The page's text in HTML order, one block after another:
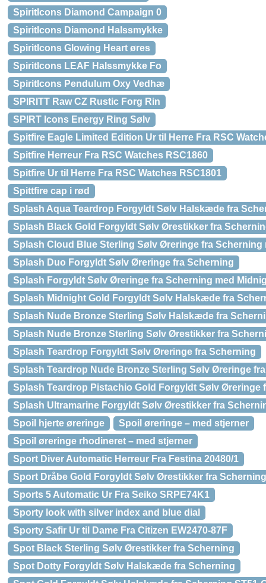
SpiritIcons Diamond Campaign 0
SpiritIcons Diamond Halssmykke
SpiritIcons Glowing Heart øres
SpiritIcons LEAF Halssmykke Fo
SpiritIcons Pendulum Oxy Vedhæ
SPIRITT Raw CZ Rustic Forg Rin
SPIRT Icons Energy Ring Sølv
Spitfire Eagle Limited Edition Ur til Herre Fra RSC
Spitfire Herreur Fra RSC Watches RSC1860
Spitfire Ur til Herre Fra RSC Watches RSC1801
Spittfire cap i rød
Splash Aqua Teardrop Forgyldt Sølv Halskæde fra
Splash Black Gold Forgyldt Sølv Ørestikker fra
Splash Cloud Blue Sterling Sølv Øreringe fra
Splash Duo Forgyldt Sølv Øreringe fra Scherning
Splash Forgyldt Sølv Øreringe fra Scherning med
Splash Midnight Gold Forgyldt Sølv Halskæde fra
Splash Nude Bronze Sterling Sølv Halskæde fra
Splash Nude Bronze Sterling Sølv Ørestikker fra
Splash Teardrop Forgyldt Sølv Øreringe fra Scherning
Splash Teardrop Nude Bronze Sterling Sølv Øreringe
Splash Teardrop Pistachio Gold Forgyldt Sølv
Splash Ultramarine Forgyldt Sølv Ørestikker fra
Spoil hjerte øreringe
Spoil øreringe – med stjerner
Spoil øreringe rhodineret – med stjerner
Sport Diver Automatic Herreur Fra Festina 20480/1
Sport Dråbe Gold Forgyldt Sølv Ørestikker fra Scherning
Sports 5 Automatic Ur Fra Seiko SRPE74K1
Sporty look with silver index and blue dial
Sporty Safir Ur til Dame Fra Citizen EW2470-87F
Spot Black Sterling Sølv Ørestikker fra Scherning
Spot Dotty Forgyldt Sølv Halskæde fra Scherning